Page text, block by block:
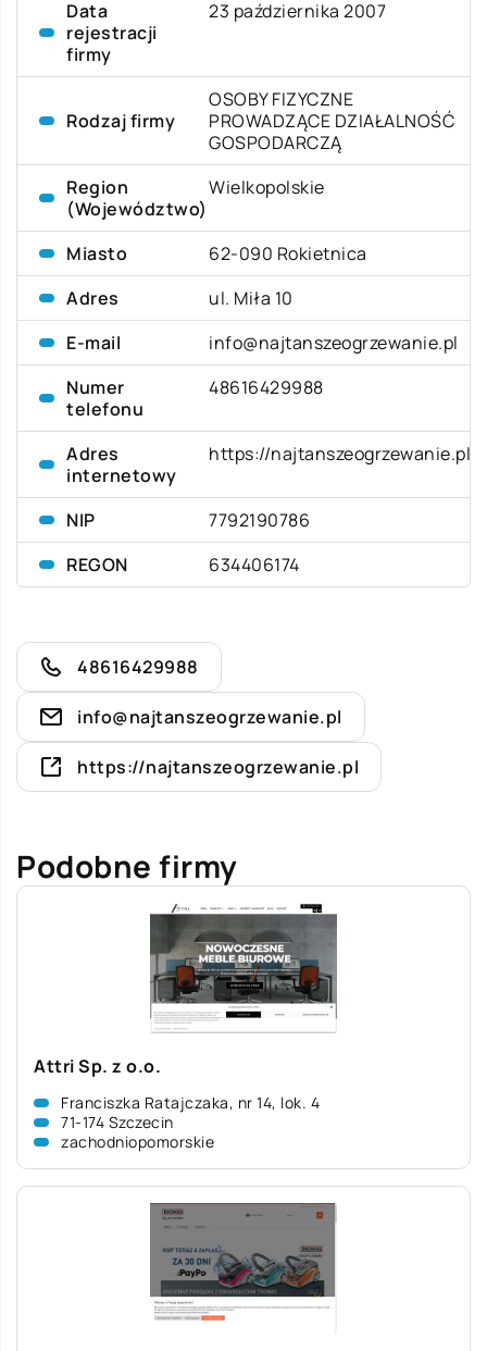
Data
rejestracji
firmy
23 października 2007
Rodzaj firmy
OSOBY FIZYCZNE
PROWADZĄCE DZIAŁALNOŚĆ
GOSPODARCZĄ
Region
(Województwo)
Wielkopolskie
Miasto
62-090 Rokietnica
Adres
ul. Miła 10
E-mail
info@najtanszeogrzewanie.pl
Numer
telefonu
48616429988
Adres
internetowy
https://najtanszeogrzewanie.pl
NIP
7792190786
REGON
634406174
48616429988
info@najtanszeogrzewanie.pl
https://najtanszeogrzewanie.pl
Podobne firmy
Attri Sp. z o.o.
Franciszka Ratajczaka, nr 14, lok. 4
71-174 Szczecin
zachodniopomorskie